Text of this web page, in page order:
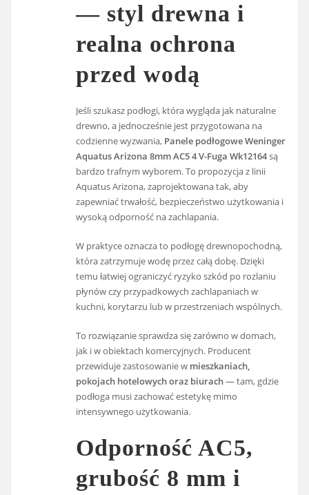
— styl drewna i
realna ochrona
przed wodą
Jeśli szukasz podłogi, która wygląda jak naturalne
drewno, a jednocześnie jest przygotowana na
codzienne wyzwania, Panele podłogowe Weninger
Aquatus Arizona 8mm AC5 4 V-Fuga Wk12164są
bardzo trafnym wyborem. To propozycja z linii
Aquatus Arizona, zaprojektowana tak, aby
zapewniać trwałość, bezpieczeństwo użytkowania i
wysoką odporność na zachlapania.
W praktyce oznacza to podłogę drewnopochodną,
która zatrzymuje wodę przez całą dobę. Dzięki
temu łatwiej ograniczyć ryzyko szkód po rozlaniu
płynów czy przypadkowych zachlapaniach w
kuchni, korytarzu lub w przestrzeniach wspólnych.
To rozwiązanie sprawdza się zarówno w domach,
jak i w obiektach komercyjnych. Producent
przewiduje zastosowanie w mieszkaniach,
pokojach hotelowych oraz biurach— tam, gdzie
podłoga musi zachować estetykę mimo
intensywnego użytkowania.
Odporność AC5,
grubość 8 mm i